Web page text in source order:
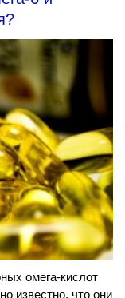
омега-кислот
известно, что они